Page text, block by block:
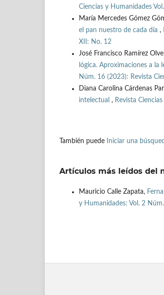
Ciencias y Humanidades
María Mercedes Gómez
el pan nuestro de cada día ,
XII: No. 12
José Francisco Ramírez
lógica. Aproximaciones a la
Núm. 16 (2023): Revista
Diana Carolina Cárdenas
intelectual , Revista
También puede Iniciar una
Artículos más leídos del
Mauricio Calle Zapata,
y Humanidades: Vol. 2